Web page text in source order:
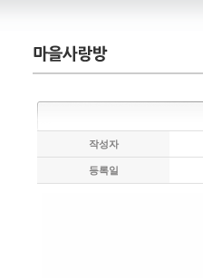
작성자
등록일